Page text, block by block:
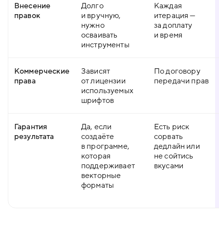
Внесение
правок
Долго
и вручную,
нужно
осваивать
инструменты
Каждая
итерация —
за доплату
и время
Коммерческие
права
Зависят
от лицензии
используемых
шрифтов
По договору
передачи прав
Гарантия
результата
Да, если
создаёте
в программе,
которая
поддерживает
векторные
форматы
Есть риск
сорвать
дедлайн или
не сойтись
вкусами